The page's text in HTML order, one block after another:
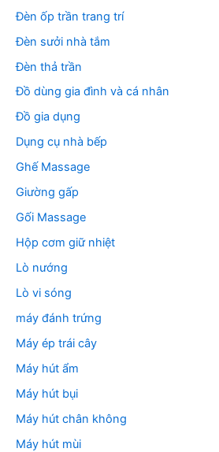
Đèn ốp trần trang trí
Đèn sưởi nhà tắm
Đèn thả trần
Đồ dùng gia đình và cá nhân
Đồ gia dụng
Dụng cụ nhà bếp
Ghế Massage
Giường gấp
Gối Massage
Hộp cơm giữ nhiệt
Lò nướng
Lò vi sóng
máy đánh trứng
Máy ép trái cây
Máy hút ẩm
Máy hút bụi
Máy hút chân không
Máy hút mùi